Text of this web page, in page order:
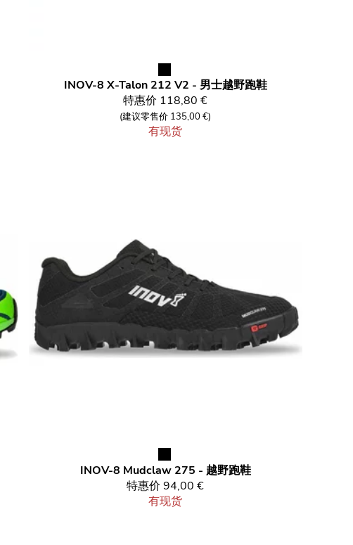
INOV-8 X-Talon 212 V2 - 男士越野跑鞋
特惠价 118,80 €
(建议零售价 135,00 €)
有现货
INOV-8 Mudclaw 275 - 越野跑鞋
特惠价 94,00 €
有现货